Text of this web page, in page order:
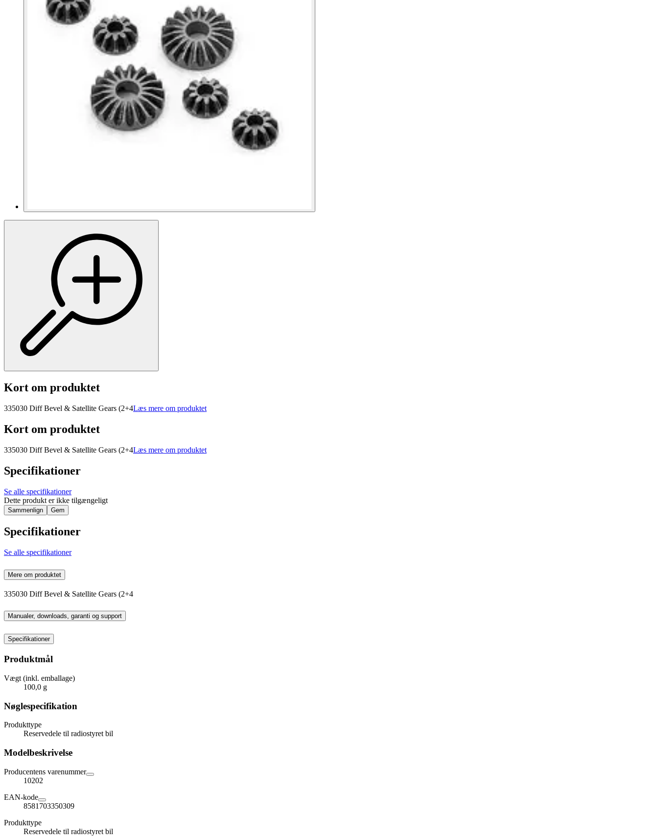
Kort om produktet
335030 Diff Bevel & Satellite Gears (2+4Læs mere om produktet
Kort om produktet
335030 Diff Bevel & Satellite Gears (2+4Læs mere om produktet
Specifikationer
Se alle specifikationer
Dette produkt er ikke tilgængeligt
Sammenlign Gem
Specifikationer
Se alle specifikationer
Mere om produktet
335030 Diff Bevel & Satellite Gears (2+4
Manualer, downloads, garanti og support
Specifikationer
Produktmål
Vægt (inkl. emballage)
100,0 g
Nøglespecifikation
Produkttype
Reservedele til radiostyret bil
Modelbeskrivelse
Producentens varenummer
10202
EAN-kode
8581703350309
Produkttype
Reservedele til radiostyret bil